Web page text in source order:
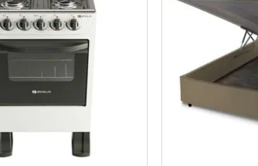
variação de até 3 cm.
o lote de tecidos.
água limpa, sem esfregar, não utilizar produtos
ambiente interno, não devendo ficar exposto
e o produto real, por conta do tratamento de
de decoração e eletrônicos.
da embalagem, caso haja alguma avaria não
do cliente. Não nos
são de responsabilidade do comprador.